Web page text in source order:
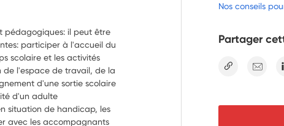
pédagogiques: il peut être
participer à l'accueil du
scolaire et les activités
de l'espace de travail, de la
d'une sortie scolaire
d'un adulte
situation de handicap, les
avec les accompagnants
Nos conseils
Partager
E-